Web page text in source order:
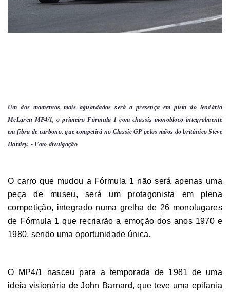
Um dos momentos mais aguardados será a presença em pista do lendário
McLaren MP4/1, o primeiro Fórmula 1 com chassis monobloco integralmente
em fibra de carbono, que competirá no Classic GP pelas mãos do britânico Steve
Hartley. - Foto divulgação
O carro que mudou a Fórmula 1 não será apenas uma
peça de museu, será um protagonista em plena
competição, integrado numa grelha de 26 monolugares
de Fórmula 1 que recriarão a emoção dos anos 1970 e
1980, sendo uma oportunidade única.
O MP4/1 nasceu para a temporada de 1981 de uma
ideia visionária de John Barnard, que teve uma epifania